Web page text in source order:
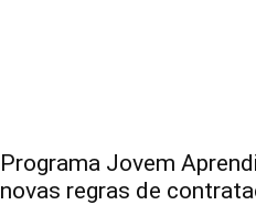
Programa Jovem
novas regras de